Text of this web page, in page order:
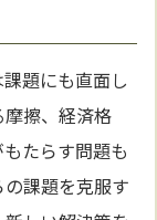
課題にも直面し
擦、経済格
たらす問題も
課題を克服す